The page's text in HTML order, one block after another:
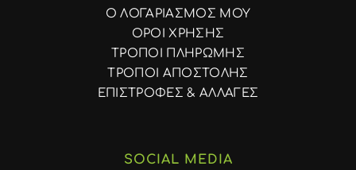
Ο ΛΟΓΑΡΙΑΣΜΟΣ ΜΟΥ
ΟΡΟΙ ΧΡΗΣΗΣ
ΤΡΟΠΟΙ ΠΛΗΡΩΜΗΣ
ΤΡΟΠΟΙ ΑΠΟΣΤΟΛΗΣ
ΕΠΙΣΤΡΟΦΕΣ & ΑΛΛΑΓΕΣ
SOCIAL MEDIA